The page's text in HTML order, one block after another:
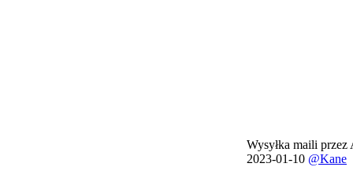
Wysyłka maili
2023-01-10 @Kane